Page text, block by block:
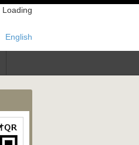
Loading
English